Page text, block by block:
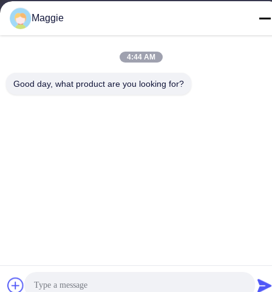
Co.Ltd
Maggie
4:44 AM
Good day, what product are you looking for?